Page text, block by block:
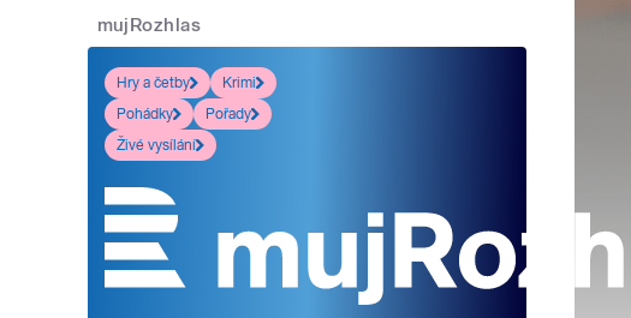
mujRozhlas
Hry a četby
Krimi
Pohádky
Pořady
Živé vysílání